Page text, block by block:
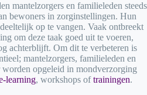
mantelzorgers en familieleden steeds
bewoners in zorginstellingen. Hun
op te vangen. Vaak ontbreekt
om deze taak goed uit te voeren,
achterblijft. Om dit te verbeteren is
mantelzorgers, familieleden en
worden opgeleid in mondverzorging
learning, workshops oftrainingen.